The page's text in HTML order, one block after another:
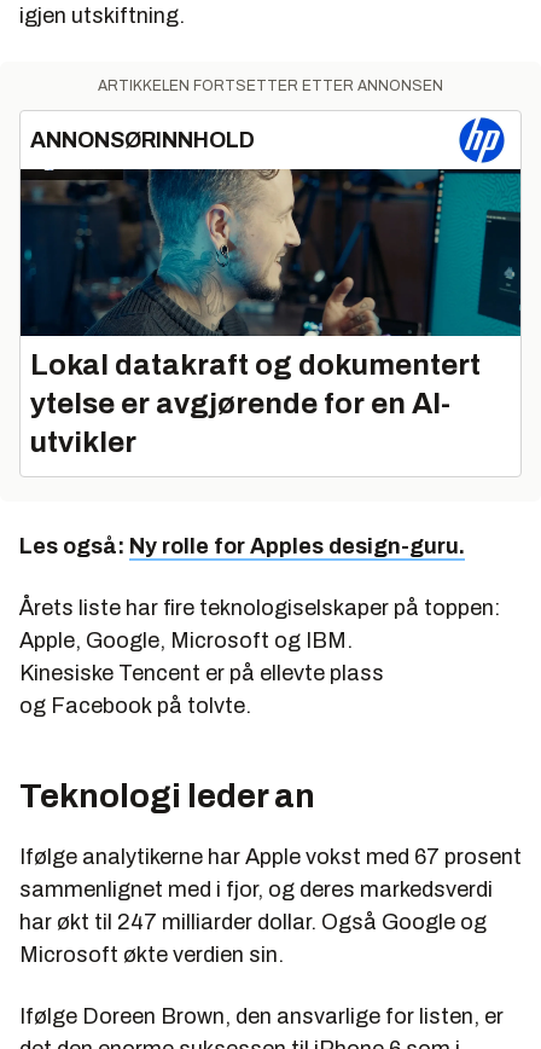
igjen utskiftning.
ARTIKKELEN FORTSETTER ETTER ANNONSEN
ANNONSØRINNHOLD
Lokal datakraft og dokumentert
ytelse er avgjørende for en AI-
utvikler
Les også: Ny rolle for Apples design-guru.
Årets liste har fire teknologiselskaper på toppen:
Apple, Google, Microsoft og IBM.
Kinesiske Tencent er på ellevte plass
og Facebook på tolvte.
Teknologi leder an
Ifølge analytikerne har Apple vokst med 67 prosent
sammenlignet med i fjor, og deres markedsverdi
har økt til 247 milliarder dollar. Også Google og
Microsoft økte verdien sin.
Ifølge Doreen Brown, den ansvarlige for listen, er